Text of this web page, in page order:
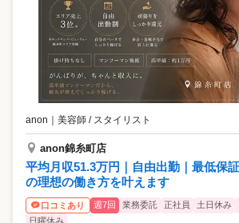
anon 美容師 / スタイリスト
anon錦糸町店
平均月収51.3万円｜自由出勤｜最低保
の理想の働き方を叶えます
口コミあり 週7回 業務委託 正社員 土日休み
日曜休み